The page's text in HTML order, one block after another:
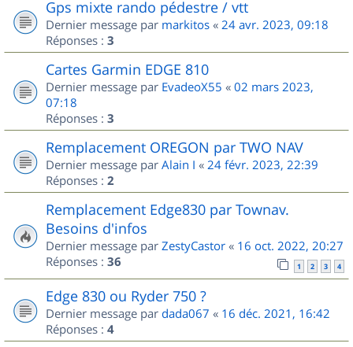
Gps mixte rando pédestre / vtt
Dernier message par markitos « 24 avr. 2023, 09:18
Réponses : 3
Cartes Garmin EDGE 810
Dernier message par EvadeoX55 « 02 mars 2023,
07:18
Réponses : 3
Remplacement OREGON par TWO NAV
Dernier message par Alain I « 24 févr. 2023, 22:39
Réponses : 2
Remplacement Edge830 par Townav.
Besoins d'infos
Dernier message par ZestyCastor « 16 oct. 2022, 20:27
Réponses : 36 1 2 3 4
Edge 830 ou Ryder 750 ?
Dernier message par dada067 « 16 déc. 2021, 16:42
Réponses : 4